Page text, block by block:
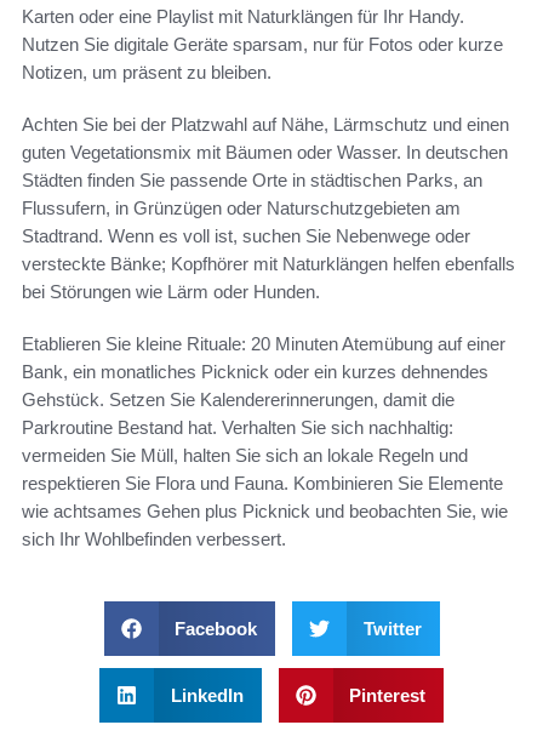
Karten oder eine Playlist mit Naturklängen für Ihr Handy.
Nutzen Sie digitale Geräte sparsam, nur für Fotos oder kurze
Notizen, um präsent zu bleiben.
Achten Sie bei der Platzwahl auf Nähe, Lärmschutz und einen
guten Vegetationsmix mit Bäumen oder Wasser. In deutschen
Städten finden Sie passende Orte in städtischen Parks, an
Flussufern, in Grünzügen oder Naturschutzgebieten am
Stadtrand. Wenn es voll ist, suchen Sie Nebenwege oder
versteckte Bänke; Kopfhörer mit Naturklängen helfen ebenfalls
bei Störungen wie Lärm oder Hunden.
Etablieren Sie kleine Rituale: 20 Minuten Atemübung auf einer
Bank, ein monatliches Picknick oder ein kurzes dehnendes
Gehstück. Setzen Sie Kalendererinnerungen, damit die
Parkroutine Bestand hat. Verhalten Sie sich nachhaltig:
vermeiden Sie Müll, halten Sie sich an lokale Regeln und
respektieren Sie Flora und Fauna. Kombinieren Sie Elemente
wie achtsames Gehen plus Picknick und beobachten Sie, wie
sich Ihr Wohlbefinden verbessert.
Facebook Twitter
LinkedIn Pinterest